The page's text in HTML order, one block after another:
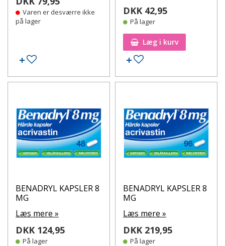
Varen er desværre ikke
på lager
Tilføj til ønskeseddel
DKK 42,95
På lager
Læg i kurv
Tilføj til ønskeseddel
BENADRYL KAPSLER 8
MG
Læs mere »
DKK 124,95
På lager
BENADRYL KAPSLER 8
MG
Læs mere »
DKK 219,95
På lager